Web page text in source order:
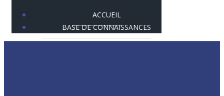
ACCUEIL
BASE DE CONNAISSANCES